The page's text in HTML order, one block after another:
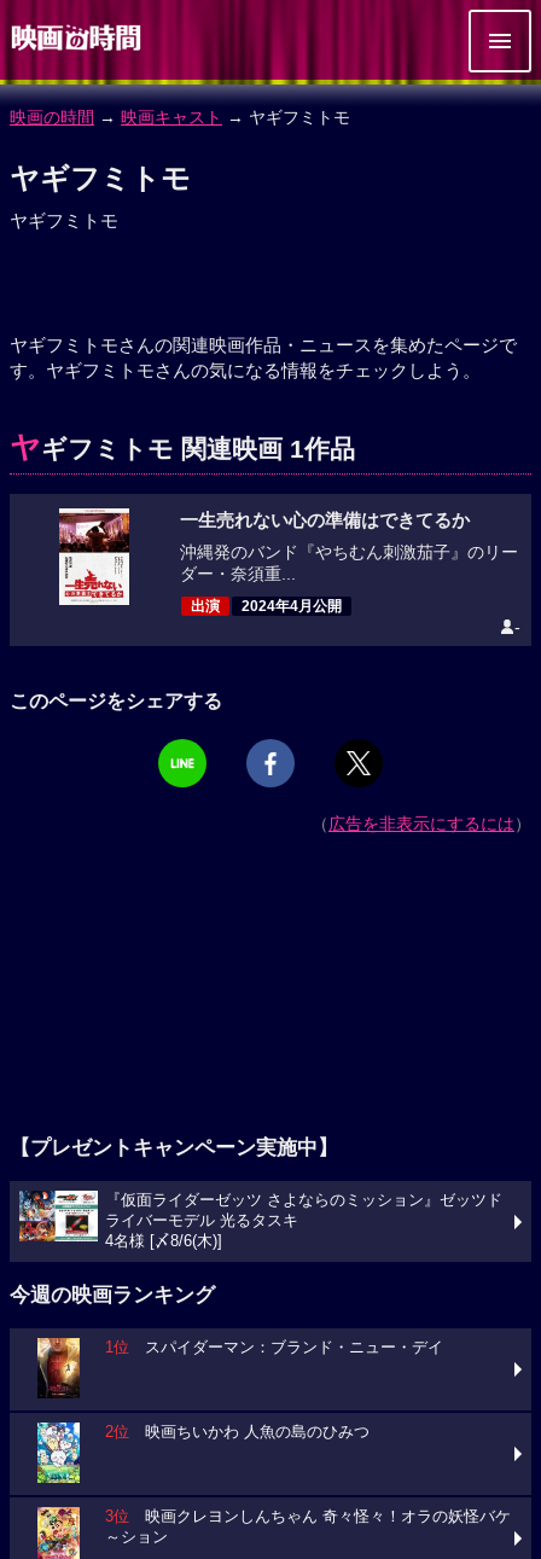
映画の時間 → 映画キャスト → ヤギフミトモ
ヤギフミトモ
ヤギフミトモ
ヤギフミトモさんの関連映画作品・ニュースを集めたページで
す。ヤギフミトモさんの気になる情報をチェックしよう。
ヤギフミトモ 関連映画 1作品
一生売れない心の準備はできてるか
沖縄発のバンド『やちむん刺激茄子』のリー
ダー・奈須重...
出演 2024年4月公開
-
このページをシェアする
（広告を非表示にするには）
【プレゼントキャンペーン実施中】
『仮面ライダーゼッツ さよならのミッション』ゼッツド
ライバーモデル 光るタスキ
4名様 [〆8/6(木)]
今週の映画ランキング
1位 スパイダーマン：ブランド・ニュー・デイ
2位 映画ちいかわ 人魚の島のひみつ
3位 映画クレヨンしんちゃん 奇々怪々！オラの妖怪バケ
～ション